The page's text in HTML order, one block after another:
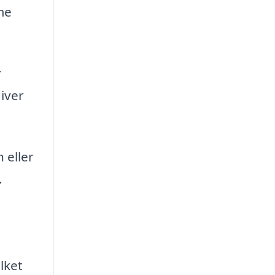
eller